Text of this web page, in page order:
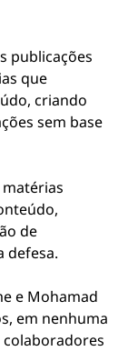
publicações
que
criando
sem base
matérias
de
defesa.
e Mohamad
em nenhuma